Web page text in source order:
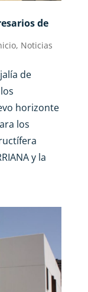
de
, Noticias
de
horizonte
los
y la